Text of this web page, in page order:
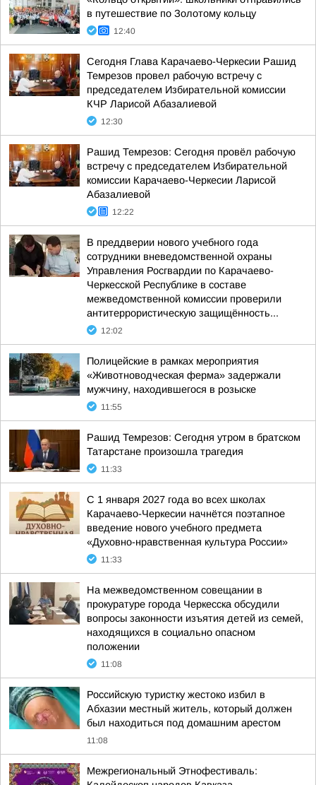
в путешествие по Золотому кольцу
12:40
Сегодня Глава Карачаево-Черкесии Рашид
Темрезов провел рабочую встречу с
председателем Избирательной комиссии
КЧР Ларисой Абазалиевой
12:30
Рашид Темрезов: Сегодня провёл рабочую
встречу с председателем Избирательной
комиссии Карачаево-Черкесии Ларисой
Абазалиевой
12:22
В преддверии нового учебного года
сотрудники вневедомственной охраны
Управления Росгвардии по Карачаево-
Черкесской Республике в составе
межведомственной комиссии проверили
антитеррористическую защищённость...
12:02
Полицейские в рамках мероприятия
«Животноводческая ферма» задержали
мужчину, находившегося в розыске
11:55
Рашид Темрезов: Сегодня утром в братском
Татарстане произошла трагедия
11:33
С 1 января 2027 года во всех школах
Карачаево-Черкесии начнётся поэтапное
введение нового учебного предмета
«Духовно-нравственная культура России»
11:33
На межведомственном совещании в
прокуратуре города Черкесска обсудили
вопросы законности изъятия детей из семей,
находящихся в социально опасном
положении
11:08
Российскую туристку жестоко избил в
Абхазии местный житель, который должен
был находиться под домашним арестом
11:08
Межрегиональный Этнофестиваль: